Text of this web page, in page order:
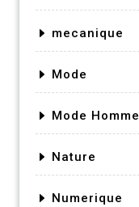
mecanique
Mode
Mode Homme
Nature
Numerique